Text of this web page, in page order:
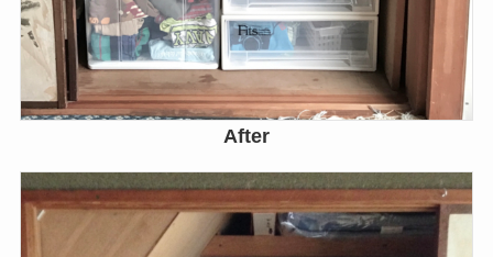
After